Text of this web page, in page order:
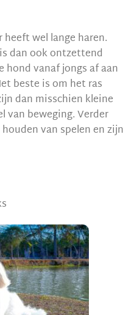
heeft wel lange haren.
dan ook ontzettend
hond vanaf jongs af aan
beste is om het ras
dan misschien kleine
van beweging. Verder
van spelen en zijn